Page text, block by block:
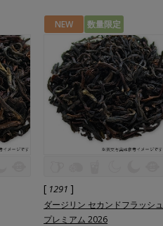
NEW 数量限定
[ 1291 ]
ダージリン セカンドフラッシュ
プレミアム 2026